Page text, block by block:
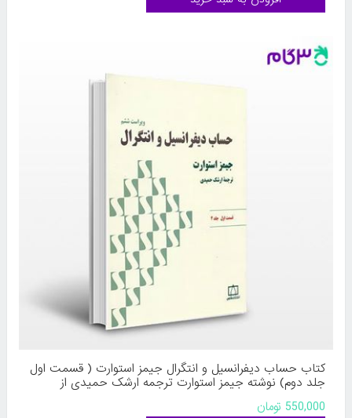
کتاب حساب دیفرانسیل و انتگرال جیمز استوارت ( قسمت اول
جلد دوم) نوشته جیمز استوارت ترجمه ارشک حمیدی از
فاطمی
550,000 تومان